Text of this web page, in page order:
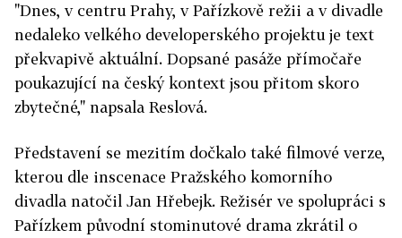
"Dnes, v centru Prahy, v Pařízkově režii a v divadle
nedaleko velkého developerského projektu je text
překvapivě aktuální. Dopsané pasáže přímočaře
poukazující na český kontext jsou přitom skoro
zbytečné," napsala Reslová.
Představení se mezitím dočkalo také filmové verze,
kterou dle inscenace Pražského komorního
divadla natočil Jan Hřebejk. Režisér ve spolupráci s
Pařízkem původní stominutové drama zkrátil o